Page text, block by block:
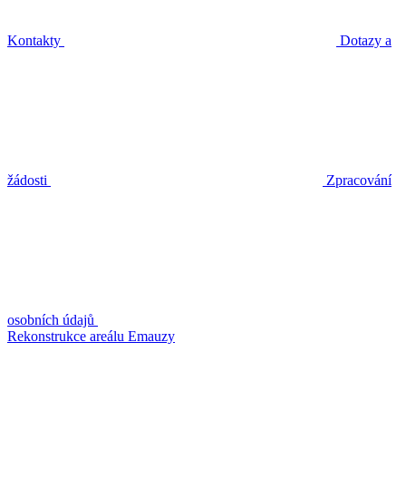
Kontakty Dotazy a
žádosti Zpracování
osobních údajů
Rekonstrukce areálu Emauzy